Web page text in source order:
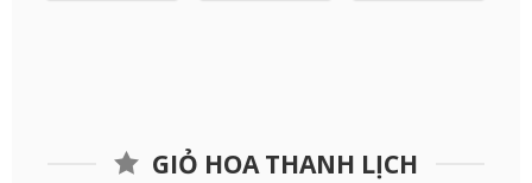
GIỎ HOA THANH LỊCH